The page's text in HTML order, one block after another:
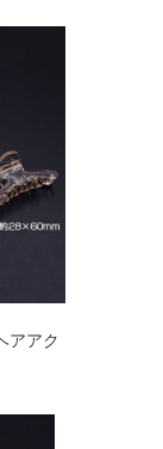
アアク